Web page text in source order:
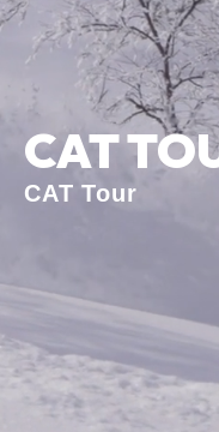
CAT
CAT Tour